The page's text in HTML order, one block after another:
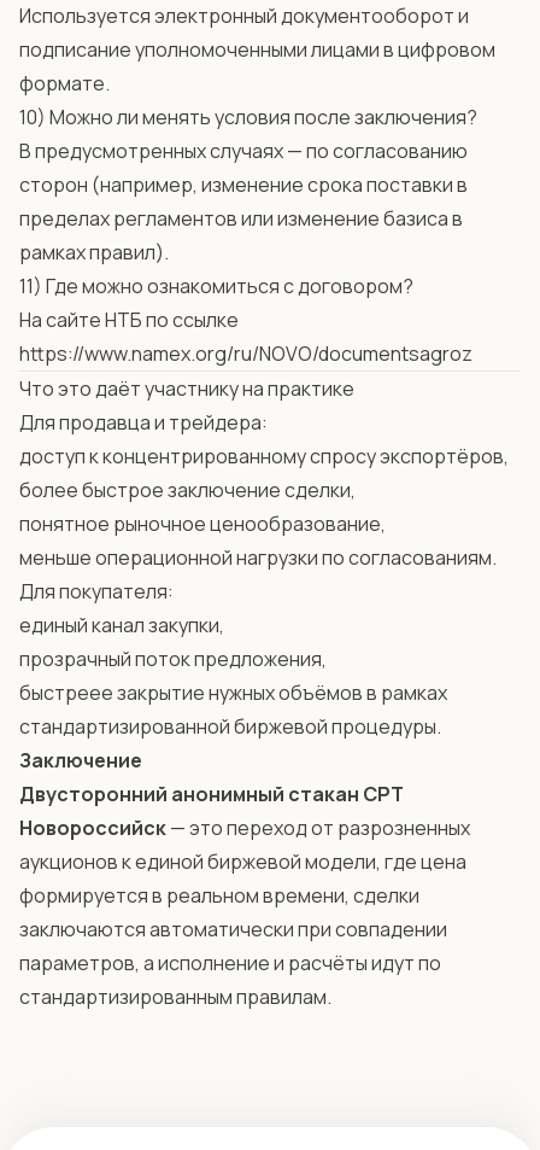
Используется электронный документооборот и
подписание уполномоченными лицами в цифровом
формате.
10) Можно ли менять условия после заключения?
В предусмотренных случаях — по согласованию
сторон (например, изменение срока поставки в
пределах регламентов или изменение базиса в
рамках правил).
11) Где можно ознакомиться с договором?
На сайте НТБ по ссылке
https://www.namex.org/ru/NOVO/documentsagroz
Что это даёт участнику на практике
Для продавца и трейдера:
доступ к концентрированному спросу экспортёров,
более быстрое заключение сделки,
понятное рыночное ценообразование,
меньше операционной нагрузки по согласованиям.
Для покупателя:
единый канал закупки,
прозрачный поток предложения,
быстреее закрытие нужных объёмов в рамках
стандартизированной биржевой процедуры.
Заключение
Двусторонний анонимный стакан CPT
Новороссийск— это переход от разрозненных
аукционов к единой биржевой модели, где цена
формируется в реальном времени, сделки
заключаются автоматически при совпадении
параметров, а исполнение и расчёты идут по
стандартизированным правилам.